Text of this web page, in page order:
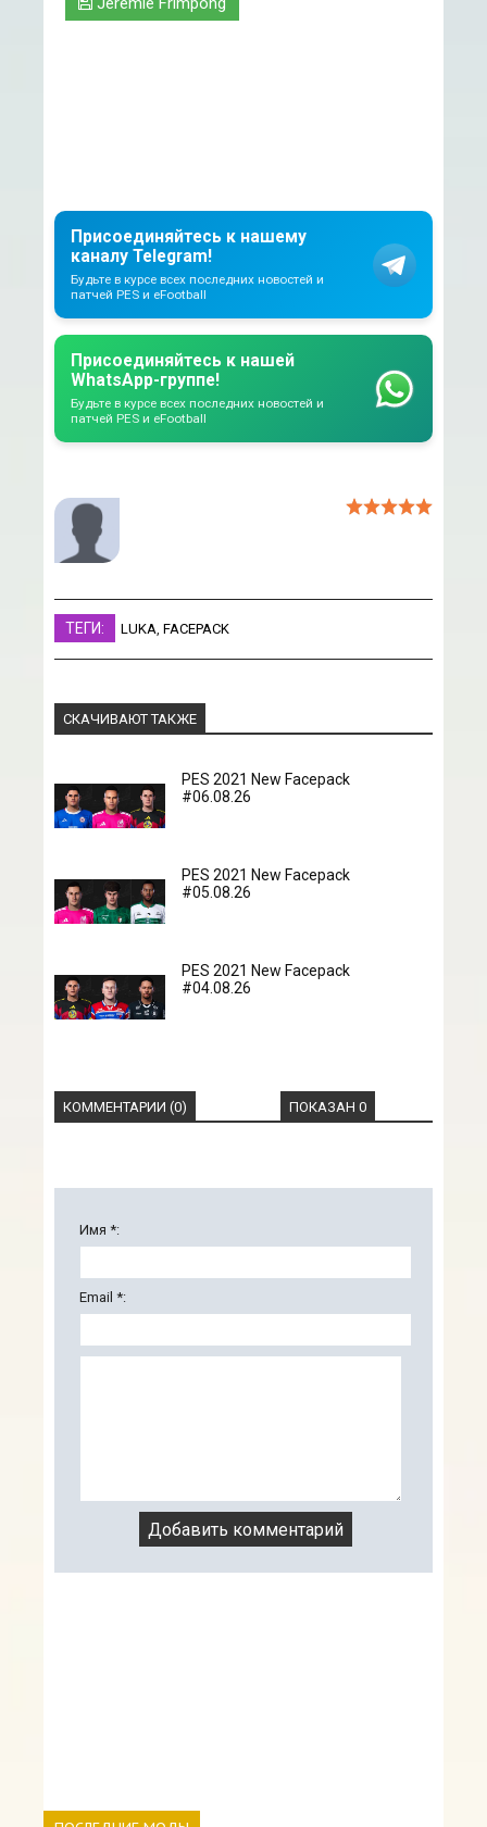
Присоединяйтесь к нашему
каналу Telegram!
Будьте в курсе всех последних новостей и
патчей PES и eFootball
Присоединяйтесь к нашей
WhatsApp-группе!
Будьте в курсе всех последних новостей и
патчей PES и eFootball
ТЕГИ: LUKA, FACEPACK
СКАЧИВАЮТ ТАКЖЕ
PES 2021 New Facepack
#06.08.26
PES 2021 New Facepack
#05.08.26
PES 2021 New Facepack
#04.08.26
КОММЕНТАРИИ (0) ПОКАЗАН 0
Имя *:
Email *: